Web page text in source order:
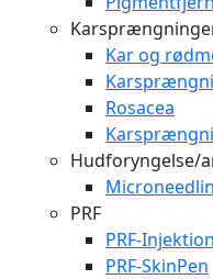
Kar og
Rosacea
Hudforyngelse/
PRF
PRF-
PRF-SkinPen